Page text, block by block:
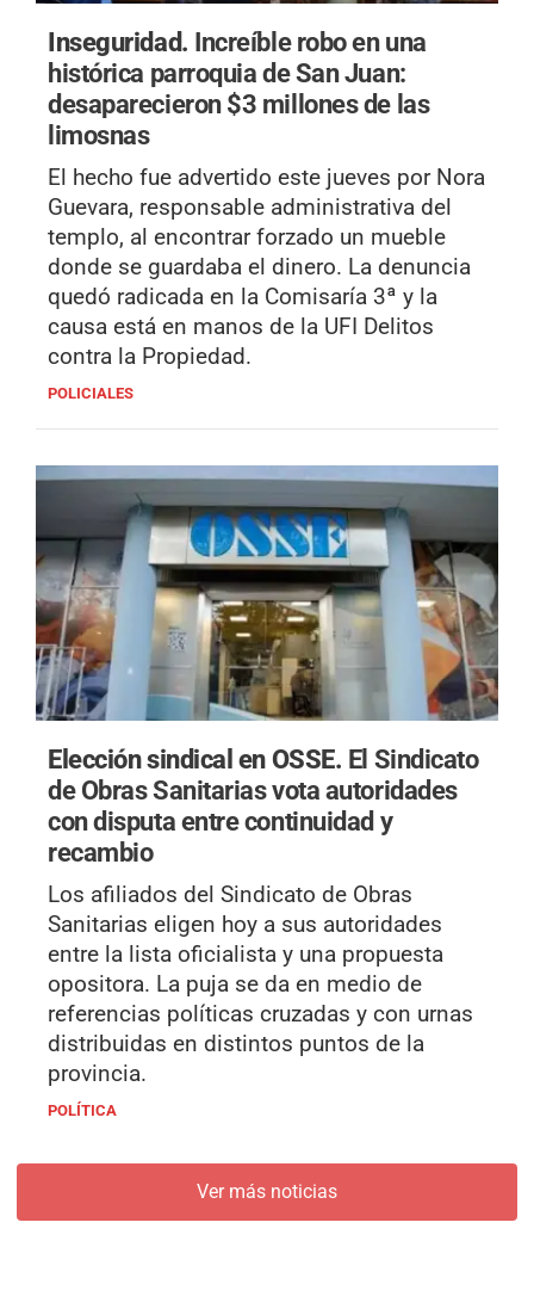
Inseguridad. Increíble robo en una
histórica parroquia de San Juan:
desaparecieron $3 millones de las
limosnas
El hecho fue advertido este jueves por Nora
Guevara, responsable administrativa del
templo, al encontrar forzado un mueble
donde se guardaba el dinero. La denuncia
quedó radicada en la Comisaría 3ª y la
causa está en manos de la UFI Delitos
contra la Propiedad.
POLICIALES
Elección sindical en OSSE. El Sindicato
de Obras Sanitarias vota autoridades
con disputa entre continuidad y
recambio
Los afiliados del Sindicato de Obras
Sanitarias eligen hoy a sus autoridades
entre la lista oficialista y una propuesta
opositora. La puja se da en medio de
referencias políticas cruzadas y con urnas
distribuidas en distintos puntos de la
provincia.
POLÍTICA
Ver más noticias